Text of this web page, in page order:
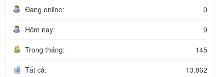
Đang online: 0
Hôm nay: 9
Trong tháng: 145
Tất cả: 13.862